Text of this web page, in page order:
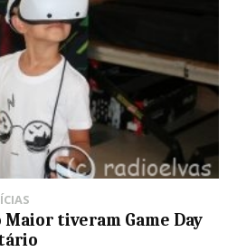
Maior tiveram Game Day